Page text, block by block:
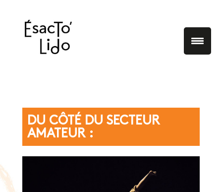
DU CÔTÉ DU SECTEUR
AMATEUR :